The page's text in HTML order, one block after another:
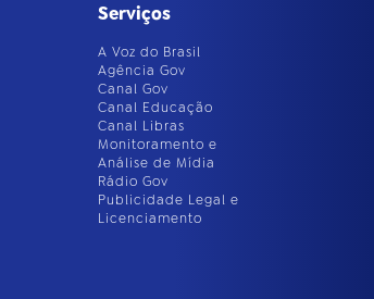
Serviços
A Voz do Brasil
Agência Gov
Canal Gov
Canal Educação
Canal Libras
Monitoramento e
Análise de Mídia
Rádio Gov
Publicidade Legal e
Licenciamento